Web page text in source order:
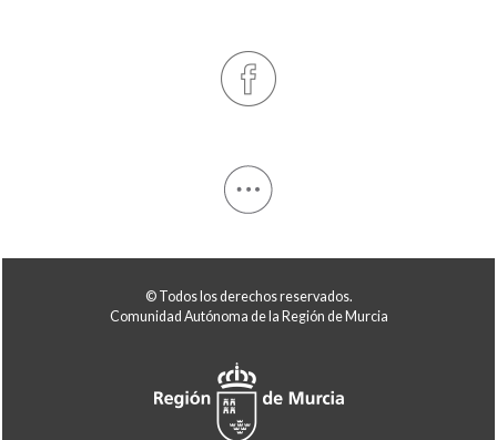
© Todos los derechos reservados.
Comunidad Autónoma de la Región de Murcia